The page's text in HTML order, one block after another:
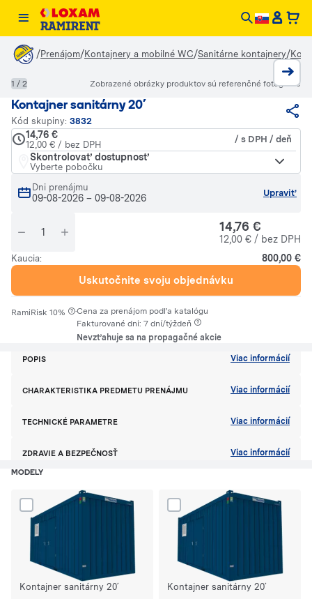
/Prenájom/Kontajnery a mobilné WC/Sanitárne kontajnery/
Kontajner sanitárny 20´
Kód skupiny: 3832
14,76 €
12,00 € / bez DPH
/ s DPH / deň
Skontrolovať dostupnosť
Vyberte pobočku
Dni prenájmu
09-08-2026 – 09-08-2026 Upraviť
14,76 €
12,00 € / bez DPH
Kaucia: 800,00 €
Uskutočnite svoju objednávku
RamiRisk 10% ·Cena za prenájom podľa katalógu
Fakturované dni: 7 dní/týždeň
Nevzťahuje sa na propagačné akcie
1 / 2 Zobrazené obrázky produktov sú referenčné fotografie
POPIS Viac informácií
CHARAKTERISTIKA PREDMETU PRENÁJMU Viac informácií
TECHNICKÉ PARAMETRE Viac informácií
ZDRAVIE A BEZPEČNOSŤ Viac informácií
MODELY
Dodaj produkt Kontajner sanitárny 20´ do porównania
Kontajner sanitárny 20´
Dodaj produkt Kontajner
Kontajner sanitárny 20´